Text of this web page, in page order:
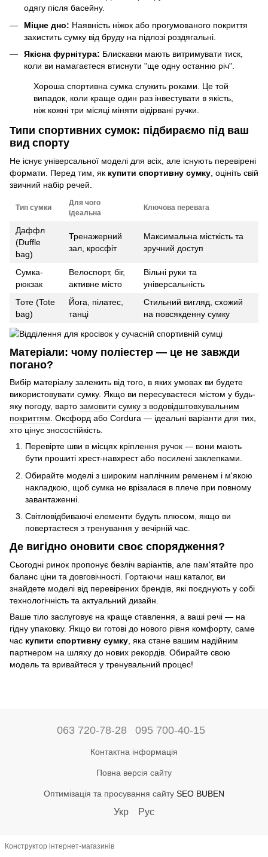
одягу після басейну.
Міцне дно: Наявність ніжок або прогумованого покриття
захистить сумку від бруду на підлозі роздягальні.
Якісна фурнітура: Блискавки мають витримувати тиск,
коли ви намагаєтеся втиснути "ще одну останню річ".
Хороша спортивна сумка служить роками. Це той
випадок, коли краще один раз інвестувати в якість,
ніж кожні три місяці міняти відірвані ручки.
Типи спортивних сумок: підбираємо під ваш
вид спорту
Не існує універсальної моделі для всіх, але існують перевірені
формати. Перед тим, як купити спортивну сумку , оцініть свій
звичний набір речей.
Тип сумки
Для чого
ідеальна
Ключова перевага
Даффл
(Duffle
bag)
Тренажерний
зал, кросфіт
Максимальна місткість та
зручний доступ
Сумка-
рюкзак
Велоспорт, біг,
активне місто
Вільні руки та
універсальність
Тоте (Tote
bag)
Йога, пілатес,
танці
Стильний вигляд, схожий
на повсякденну сумку
Матеріали: чому поліестер — це не завжди
погано?
Вибір матеріалу залежить від того, в яких умовах ви будете
використовувати сумку. Якщо ви пересуваєтеся містом у будь-
яку погоду, варто замовити сумку з водовідштовхувальним
покриттям. Оксфорд або Cordura — ідеальні варіанти для тих,
хто цінує зносостійкість.
Перевірте шви в місцях кріплення ручок — вони мають
бути прошиті хрест-навхрест або посилені заклепками.
Обирайте моделі з широким наплічним ременем і м'якою
накладкою, щоб сумка не врізалася в плече при повному
завантаженні.
Світловідбиваючі елементи будуть плюсом, якщо ви
повертаєтеся з тренування у вечірній час.
Де вигідно оновити своє спорядження?
Сьогодні ринок пропонує безліч варіантів, але пам'ятайте про
баланс ціни та довговічності. Гортаючи наш каталог, ви
знайдете моделі від перевірених брендів, які поєднують у собі
технологічність та актуальний дизайн.
Ваше тіло заслуговує на краще ставлення, а ваші речі — на
гідну упаковку. Якщо ви готові до нового рівня комфорту, саме
час купити спортивну сумку , яка стане вашим надійним
партнером на шляху до нових рекордів. Обирайте свою
модель та вривайтеся у тренувальний процес!
063 720-78-28 095 700-40-15
Контактна інформація
Повна версія сайту
Оптимізація та просування сайту SEO BUBEN
Укр Рус
Конструктор інтернет-магазинів